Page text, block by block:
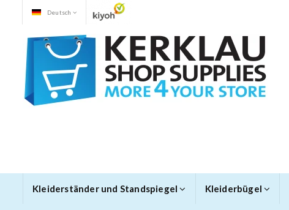
Deutsch
Kleiderständer und Standspiegel Kleiderbügel